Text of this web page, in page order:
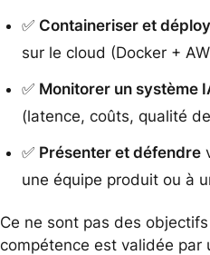
✅ Containeriser et
sur le cloud (Docker +
✅ Monitorer un système
(latence, coûts, qualité
✅ Présenter et défendre
une équipe produit ou à
Ce ne sont pas des
compétence est validée par